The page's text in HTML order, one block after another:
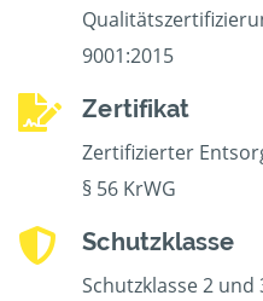
9001:2015
Zertifikat
Zertifizierter
§ 56 KrWG
Schutzklasse
Schutzklasse 2 und